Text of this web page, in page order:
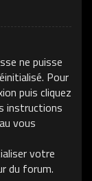
ne puisse
Pour
puis cliquez
instructions
vous
votre
du forum.